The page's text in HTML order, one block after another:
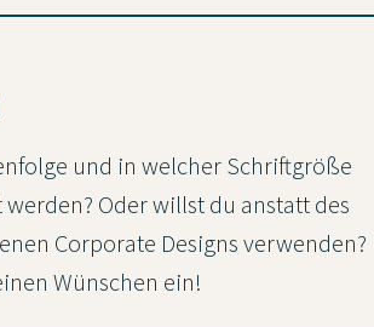
und in welcher Schriftgröße
Oder willst du anstatt des
Corporate Designs verwenden?
Wünschen ein!